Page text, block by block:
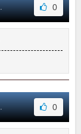
0
0